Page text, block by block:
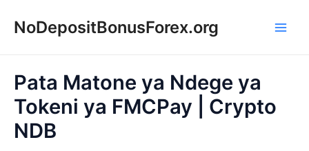
NoDepositBonusForex.org
Pata Matone ya Ndege ya
Tokeni ya FMCPay | Crypto
NDB